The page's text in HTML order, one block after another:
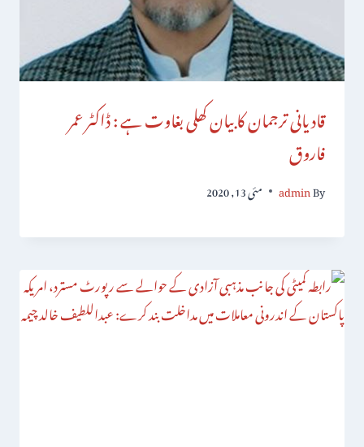
قادیانی ترجمان کا بیان کھلی بغاوت ہے : ڈاکٹر عمر
فاروق
By
admin مئی 13, 2020